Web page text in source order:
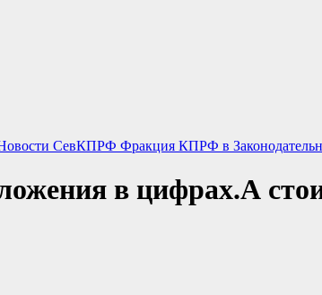
СевКПРФ Фракция КПРФ в
в цифрах.А